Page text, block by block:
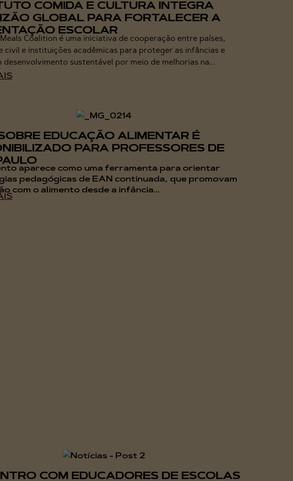
COMIDA E CULTURA INTEGRA
GLOBAL PARA FORTALECER A
ESCOLAR
Coalition é uma iniciativa de cooperação entre países,
civil e instituições acadêmicas para proteger as infâncias e
desenvolvimento sustentável por meio de melhorias na...
EDUCAÇÃO ALIMENTAR É
PARA PROFESSORES DE
aparece como uma ferramenta para orientar
pedagógicas de EAN continuada, que promovam
com o alimento desde a infância...
COM EDUCADORES DE ESCOLAS